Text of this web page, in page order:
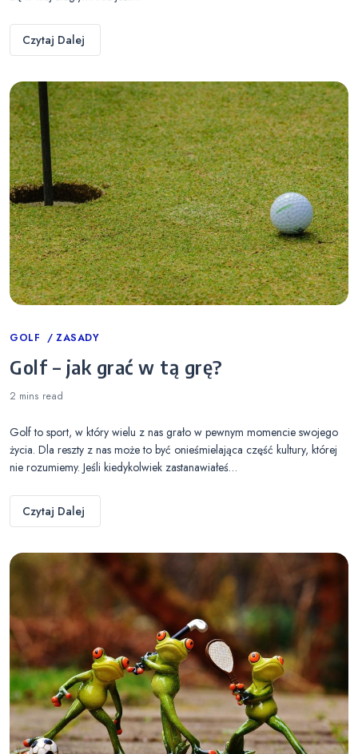
Czytaj Dalej
Categories
GOLF ZASADY
Golf – jak grać w tą grę?
2 mins read
Golf to sport, w który wielu z nas grało w pewnym momencie swojego
życia. Dla reszty z nas może to być onieśmielająca część kultury, której
nie rozumiemy. Jeśli kiedykolwiek zastanawiałeś…
Czytaj Dalej